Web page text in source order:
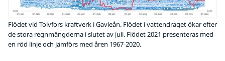
Flödet vid Tolvfors kraftverk i Gavleån. Flödet i vattendraget ökar efter
de stora regnmängderna i slutet av juli. Flödet 2021 presenteras med
en röd linje och jämförs med åren 1967-2020.